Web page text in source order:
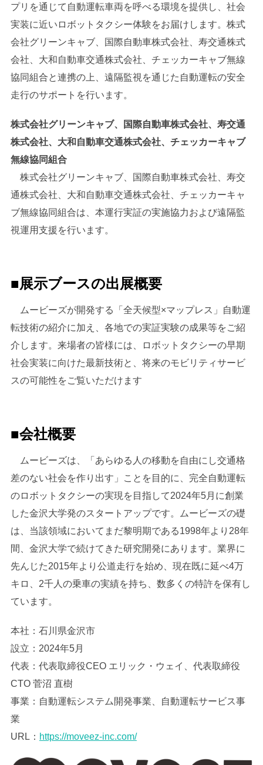
プリを通じて自動運転車両を呼べる環境を提供し、社会
実装に近いロボットタクシー体験をお届けします。株式
会社グリーンキャブ、国際自動車株式会社、寿交通株式
会社、大和自動車交通株式会社、チェッカーキャブ無線
協同組合と連携の上、遠隔監視を通じた自動運転の安全
走行のサポートを行います。
株式会社グリーンキャブ、国際自動車株式会社、寿交通
株式会社、大和自動車交通株式会社、チェッカーキャブ
無線協同組合
株式会社グリーンキャブ、国際自動車株式会社、寿交
通株式会社、大和自動車交通株式会社、チェッカーキャ
ブ無線協同組合は、本運行実証の実施協力および遠隔監
視運用支援を行います。
■展示ブースの出展概要
ムービーズが開発する「全天候型×マップレス」自動運
転技術の紹介に加え、各地での実証実験の成果等をご紹
介します。来場者の皆様には、ロボットタクシーの早期
社会実装に向けた最新技術と、将来のモビリティサービ
スの可能性をご覧いただけます
■会社概要
ムービーズは、「あらゆる人の移動を自由にし交通格
差のない社会を作り出す」ことを目的に、完全自動運転
のロボットタクシーの実現を目指して2024年5月に創業
した金沢大学発のスタートアップです。ムービーズの礎
は、当該領域においてまだ黎明期である1998年より28年
間、金沢大学で続けてきた研究開発にあります。業界に
先んじた2015年より公道走行を始め、現在既に延べ4万
キロ、2千人の乗車の実績を持ち、数多くの特許を保有し
ています。
本社：石川県金沢市
設立：2024年5月
代表：代表取締役CEO エリック・ウェイ、代表取締役
CTO 菅沼 直樹
事業：自動運転システム開発事業、自動運転サービス事
業
URL： https://moveez-inc.com/